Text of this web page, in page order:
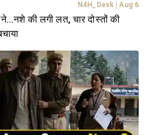
N4H_Desk Aug 6
की लगी लत, चार दोस्तों की